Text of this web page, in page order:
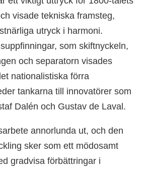
visade tekniska framsteg,
utryck i harmoni.
som skiftnyckeln,
och separatorn visades
nationalistiska förra
tankarna till innovatörer som
Dalén och Gustav de Laval.
annorlunda ut, och den
sker som ett mödosamt
gradvisa förbättringar i